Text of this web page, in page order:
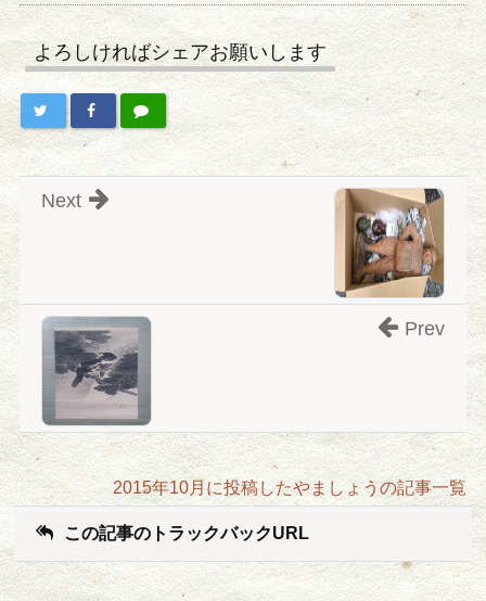
よろしければシェアお願いします
Next
Prev
2015年10月に投稿したやましょうの記事一覧
この記事のトラックバックURL